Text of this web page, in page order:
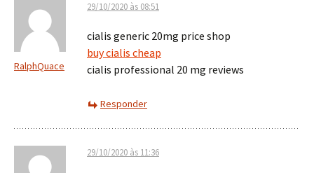
RalphQuace
29/10/2020 às 08:51
cialis generic 20mg price shop
buy cialis cheap
cialis professional 20 mg reviews
Responder
29/10/2020 às 11:36